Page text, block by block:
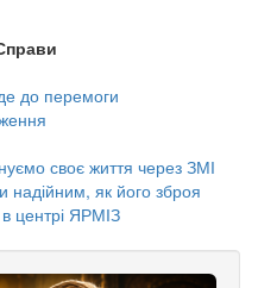
до перемоги
своє життя через ЗМІ
надійним, як його зброя
центрі ЯРМІЗ